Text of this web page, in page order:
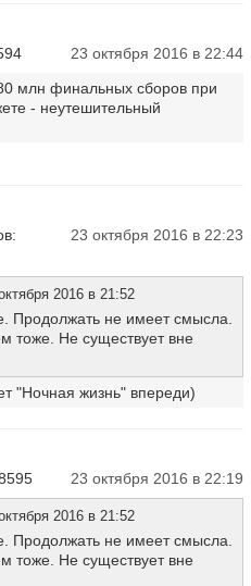
23 октября 2016 в 22:44
млн финальных сборов при
- неутешительный
23 октября 2016 в 22:23
2016 в 21:52
Продолжать не имеет смысла.
тоже. Не существует вне
"Ночная жизнь" впереди)
23 октября 2016 в 22:19
2016 в 21:52
Продолжать не имеет смысла.
тоже. Не существует вне